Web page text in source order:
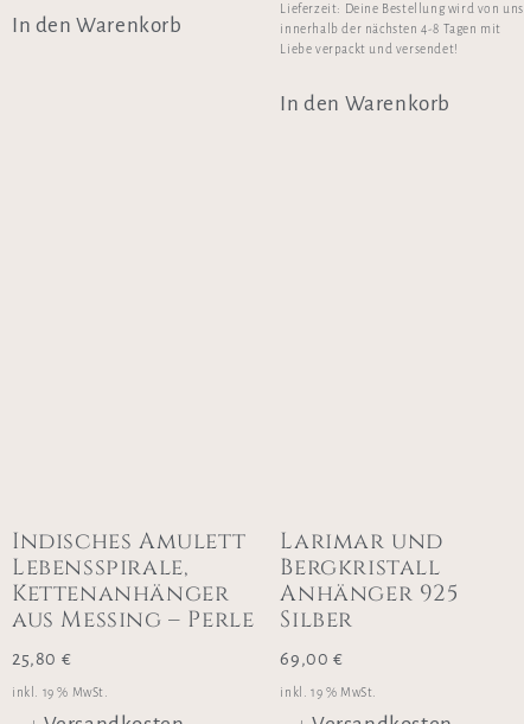
In den Warenkorb
Lieferzeit: Deine Bestellung wird von uns
innerhalb der nächsten 4-8 Tagen mit
Liebe verpackt und versendet!
In den Warenkorb
Indisches Amulett
Lebensspirale,
Kettenanhänger
aus Messing – Perle
25,80 €
inkl. 19 % MwSt.
Larimar und
Bergkristall
Anhänger 925
Silber
69,00 €
inkl. 19 % MwSt.